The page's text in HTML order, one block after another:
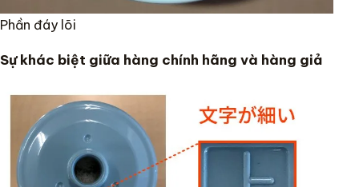
Phần đáy lõi
Sự khác biệt giữa hàng chính hãng và hàng giả